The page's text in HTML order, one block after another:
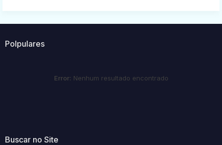
Polpulares
Error: Nenhum resultado encontrado
Buscar no Site